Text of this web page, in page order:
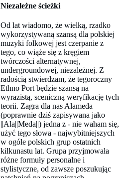
Niezależne ścieżki
Od lat wiadomo, że wielką, rzadko
wykorzystywaną szansą dla polskiej
muzyki folkowej jest czerpanie z
tego, co wiąże się z kręgiem
twórczości alternatywnej,
undergroundowej, niezależnej. Z
radością stwierdzam, że tegoroczny
Ethno Port będzie szansą na
wyrazistą, sceniczną weryfikację tych
teorii. Zagra dla nas Alameda
(poprawnie dziś zapisywana jako
||Ala||Meda||) jedna z - nie waham się,
użyć tego słowa - najwybitniejszych
w ogóle polskich grup ostatnich
kilkunastu lat. Grupa przyjmowała
różne formuły personalne i
stylistyczne, od zawsze poszukując